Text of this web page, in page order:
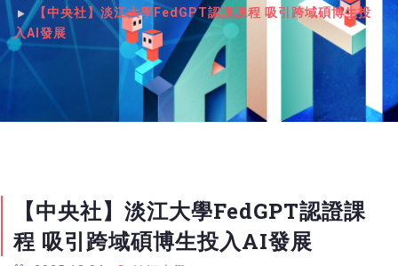
【中央社】淡江大學FedGPT認證課程 吸引跨域碩博生投
入AI發展
【中央社】淡江大學FedGPT認證課
程 吸引跨域碩博生投入AI發展